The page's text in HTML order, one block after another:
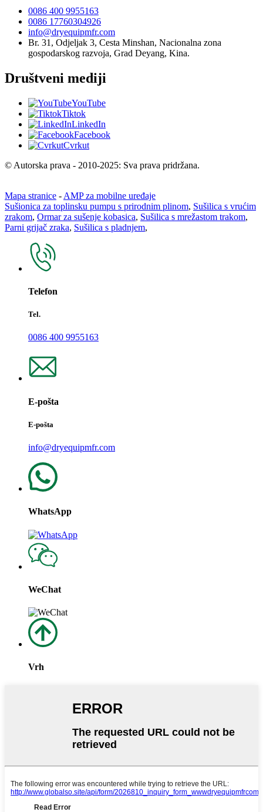
0086 400 9955163
0086 17760304926
info@dryequipmfr.com
Br. 31, Odjeljak 3, Cesta Minshan, Nacionalna zona
gospodarskog razvoja, Grad Deyang, Kina.
Društveni mediji
YouTube
Tiktok
LinkedIn
Facebook
Cvrkut
© Autorska prava - 2010-2025: Sva prava pridržana.
Mapa stranice - AMP za mobilne uređaje
Sušionica za toplinsku pumpu s prirodnim plinom, Sušilica s vrućim
zrakom, Ormar za sušenje kobasica, Sušilica s mrežastom trakom,
Parni grijač zraka, Sušilica s pladnjem,
Telefon
Tel.
0086 400 9955163
E-pošta
E-pošta
info@dryequipmfr.com
WhatsApp
WeChat
Vrh